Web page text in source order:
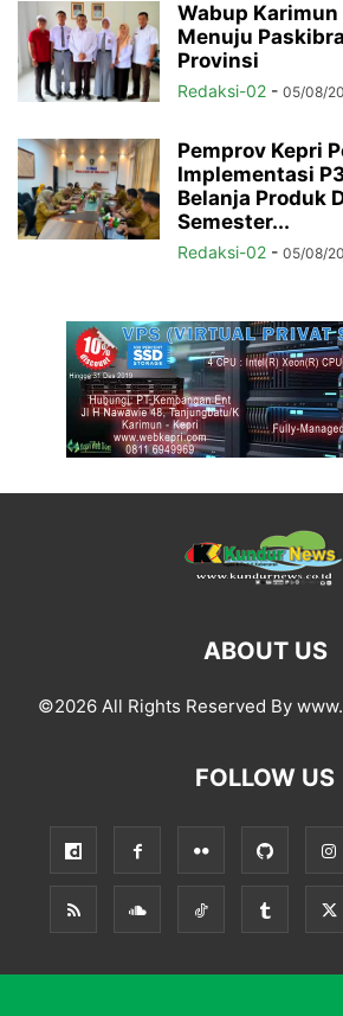
Wabup Karimun
Menuju
Provinsi
Redaksi-02 - 05/08/
Pemprov Kepri
Implementasi
Belanja Produk
Semester...
Redaksi-02 - 05/08/
ABOUT US
©2026 All Rights Reserved By
FOLLOW US